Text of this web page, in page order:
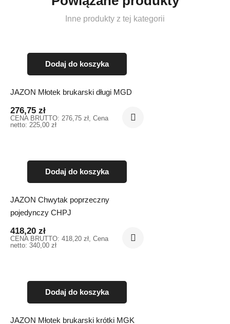
Inne produkty z tej kategorii
Dodaj do koszyka
JAZON Młotek brukarski długi MGD
276,75 zł
CENA BRUTTO: 276,75 zł, Cena
netto: 225,00 zł
Dodaj do koszyka
JAZON Chwytak poprzeczny
pojedynczy CHPJ
418,20 zł
CENA BRUTTO: 418,20 zł, Cena
netto: 340,00 zł
Dodaj do koszyka
JAZON Młotek brukarski krótki MGK